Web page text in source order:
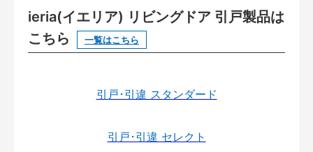
ieria(イエリア) リビングドア 引戸製品は
こちら
一覧はこちら
引戸･引違 スタンダード
引戸･引違 セレクト